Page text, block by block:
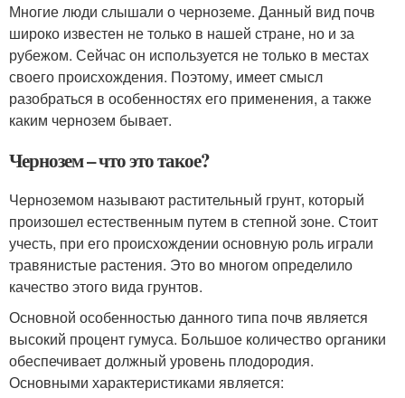
Многие люди слышали о черноземе. Данный вид почв
широко известен не только в нашей стране, но и за
рубежом. Сейчас он используется не только в местах
своего происхождения. Поэтому, имеет смысл
разобраться в особенностях его применения, а также
каким чернозем бывает.
Чернозем – что это такое?
Черноземом называют растительный грунт, который
произошел естественным путем в степной зоне. Стоит
учесть, при его происхождении основную роль играли
травянистые растения. Это во многом определило
качество этого вида грунтов.
Основной особенностью данного типа почв является
высокий процент гумуса. Большое количество органики
обеспечивает должный уровень плодородия.
Основными характеристиками является: